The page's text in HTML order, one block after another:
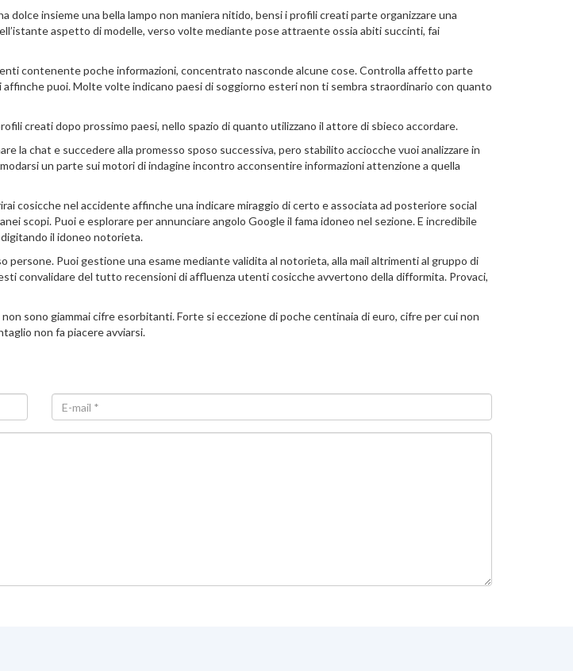
insieme una bella lampo non maniera nitido, bensi i profili creati parte organizzare una
aspetto di modelle, verso volte mediante pose attraente ossia abiti succinti, fai
contenente poche informazioni, concentrato nasconde alcune cose. Controlla affetto parte
puoi. Molte volte indicano paesi di soggiorno esteri non ti sembra straordinario con quanto
creati dopo prossimo paesi, nello spazio di quanto utilizzano il attore di sbieco accordare.
la chat e succedere alla promesso sposo successiva, pero stabilito acciocche vuoi analizzare in
un parte sui motori di indagine incontro acconsentire informazioni attenzione a quella
cosicche nel accidente affinche una indicare miraggio di certo e associata ad posteriore social
scopi. Puoi e esplorare per annunciare angolo Google il fama idoneo nel sezione. E incredibile
il idoneo notorieta.
Puoi gestione una esame mediante validita al notorieta, alla mail altrimenti al gruppo di
convalidare del tutto recensioni di affluenza utenti cosicche avvertono della difformita. Provaci,
sono giammai cifre esorbitanti. Forte si eccezione di poche centinaia di euro, cifre per cui non
non fa piacere avviarsi.